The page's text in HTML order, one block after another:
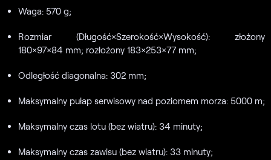
Waga: 570 g;
Rozmiar (Długość×Szerokość×Wysokość): złożony
180×97×84 mm; rozłożony 183×253×77 mm;
Odległość diagonalna: 302 mm;
Maksymalny pułap serwisowy nad poziomem morza: 5000 m;
Maksymalny czas lotu (bez wiatru): 34 minuty;
Maksymalny czas zawisu (bez wiatru): 33 minuty;